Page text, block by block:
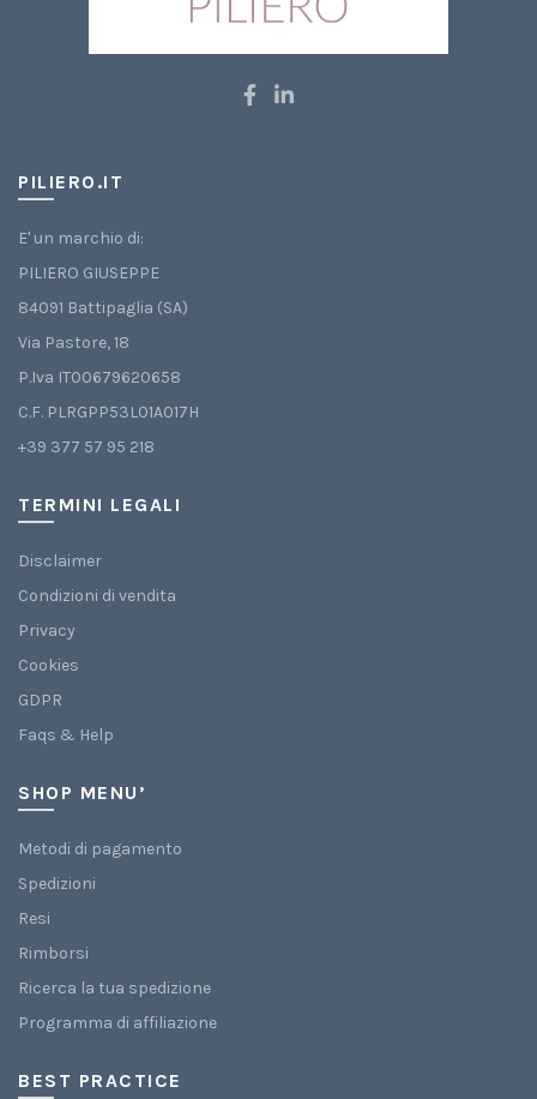
PILIERO.IT
E' un marchio di:
PILIERO GIUSEPPE
84091 Battipaglia (SA)
Via Pastore, 18
P.Iva IT00679620658
C.F. PLRGPP53L01A017H
+39 377 57 95 218
TERMINI LEGALI
Disclaimer
Condizioni di vendita
Privacy
Cookies
GDPR
Faqs & Help
SHOP MENU’
Metodi di pagamento
Spedizioni
Resi
Rimborsi
Ricerca la tua spedizione
Programma di affiliazione
BEST PRACTICE